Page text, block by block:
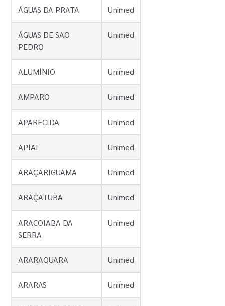
ÁGUAS DA PRATA Unimed
ÁGUAS DE SAO
PEDRO
Unimed
ALUMÍNIO Unimed
AMPARO Unimed
APARECIDA Unimed
APIAI Unimed
ARAÇARIGUAMA Unimed
ARAÇATUBA Unimed
ARACOIABA DA
SERRA
Unimed
ARARAQUARA Unimed
ARARAS Unimed